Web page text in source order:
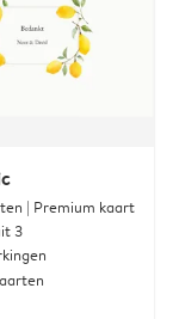
| Premium kaart
3